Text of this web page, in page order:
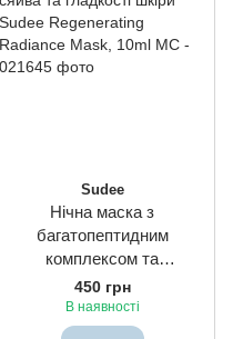
Sudee
Нічна маска з
багатопептидним
комплексом та
антиоксидантами для
підтримки природного
сяйва та гладкості шкіри
450 грн
В наявності